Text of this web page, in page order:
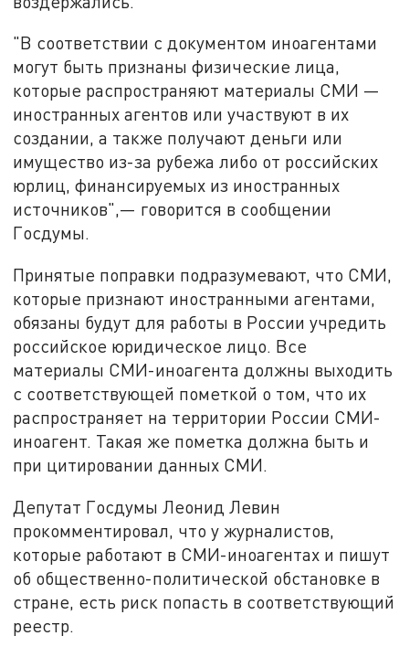
"В соответствии с документом иноагентами
могут быть признаны физические лица,
которые распространяют материалы СМИ —
иностранных агентов или участвуют в их
создании, а также получают деньги или
имущество из-за рубежа либо от российских
юрлиц, финансируемых из иностранных
источников",— говорится в сообщении
Госдумы.
Принятые поправки подразумевают, что СМИ,
которые признают иностранными агентами,
обязаны будут для работы в России учредить
российское юридическое лицо. Все
материалы СМИ-иноагента должны выходить
с соответствующей пометкой о том, что их
распространяет на территории России СМИ-
иноагент. Такая же пометка должна быть и
при цитировании данных СМИ.
Депутат Госдумы Леонид Левин
прокомментировал, что у журналистов,
которые работают в СМИ-иноагентах и пишут
об общественно-политической обстановке в
стране, есть риск попасть в соответствующий
реестр.